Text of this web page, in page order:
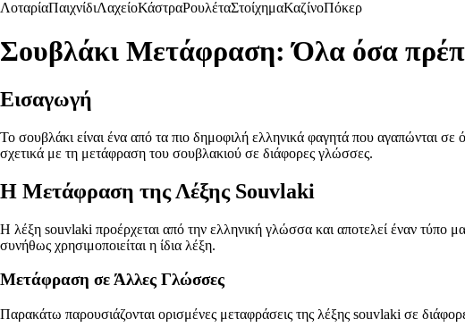
ΛοταρίαΠαιχνίδιΛαχείοΚάστραΡουλέταΣτοίχημαΚαζίνοΠόκερ
Σουβλάκι Μετάφραση: Όλα όσα
Εισαγωγή
Το σουβλάκι είναι ένα από τα πιο δημοφιλή ελληνικά φαγητά που αγαπώνται
σχετικά με τη μετάφραση του σουβλακιού σε διάφορες γλώσσες.
Η Μετάφραση της Λέξης Souvlaki
Η λέξη souvlaki προέρχεται από την ελληνική γλώσσα και αποτελεί έναν τύπο
συνήθως χρησιμοποιείται η ίδια λέξη.
Μετάφραση σε Άλλες Γλώσσες
Παρακάτω παρουσιάζονται ορισμένες μεταφράσεις της λέξης souvlaki σε